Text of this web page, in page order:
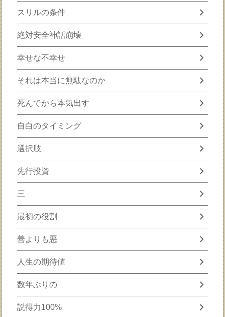
スリルの条件 chevron_right
絶対安全神話崩壊 chevron_right
幸せな不幸せ chevron_right
それは本当に無駄なのか chevron_right
死んでから本気出す chevron_right
自白のタイミング chevron_right
選択肢 chevron_right
先行投資 chevron_right
三 chevron_right
最初の役割 chevron_right
善よりも悪 chevron_right
人生の期待値 chevron_right
数年ぶりの chevron_right
説得力100% chevron_right